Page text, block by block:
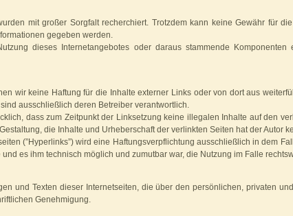
mit großer Sorgfalt recherchiert. Trotzdem kann keine Gewähr für
gegeben werden.
dieses Internetangebotes oder daraus stammende Komponenten
wir keine Haftung für die Inhalte externer Links oder von dort aus
ausschließlich deren Betreiber verantwortlich.
dass zum Zeitpunkt der Linksetzung keine illegalen Inhalte auf den
die Inhalte und Urheberschaft der verlinkten Seiten hat der Autor
(”Hyperlinks”) wird eine Haftungsverpflichtung ausschließlich in dem
es ihm technisch möglich und zumutbar war, die Nutzung im Falle
und Texten dieser Internetseiten, die über den persönlichen, privaten
Genehmigung.